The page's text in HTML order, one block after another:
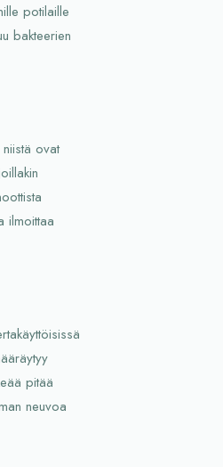
potilaille
bakteerien
ovat
ilmoittaa
pitää
neuvoa